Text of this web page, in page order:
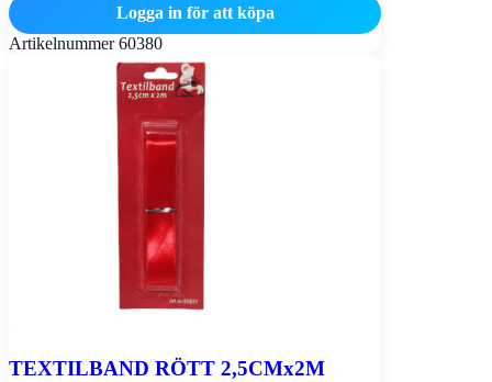
Logga in för att köpa
Artikelnummer60380
TEXTILBAND RÖTT 2,5CMx2M